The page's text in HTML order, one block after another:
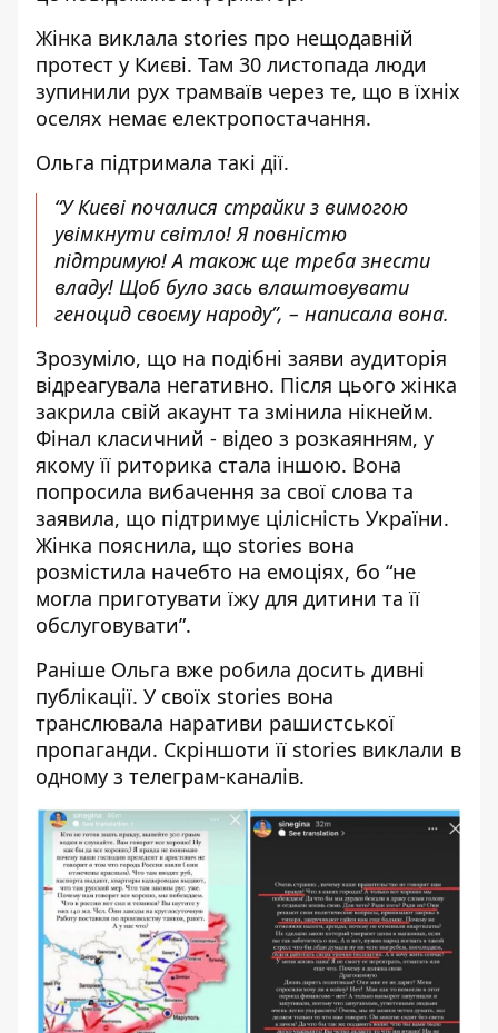
Жінка виклала stories про нещодавній
протест у Києві. Там 30 листопада люди
зупинили рух трамваїв через те, що в їхніх
оселях немає електропостачання.
Ольга підтримала такі дії.
“У Києві почалися страйки з вимогою
увімкнути світло! Я повністю
підтримую! А також ще треба знести
владу! Щоб було зась влаштовувати
геноцид своєму народу”, – написала вона.
Зрозуміло, що на подібні заяви аудиторія
відреагувала негативно. Після цього жінка
закрила свій акаунт та змінила нікнейм.
Фінал класичний - відео з розкаянням, у
якому її риторика стала іншою. Вона
попросила вибачення за свої слова та
заявила, що підтримує цілісність України.
Жінка пояснила, що stories вона
розмістила начебто на емоціях, бо “не
могла приготувати їжу для дитини та її
обслуговувати”.
Раніше Ольга вже робила досить дивні
публікації. У своїх stories вона
транслювала наративи рашистської
пропаганди. Скріншоти її stories виклали в
одному з телеграм-каналів.